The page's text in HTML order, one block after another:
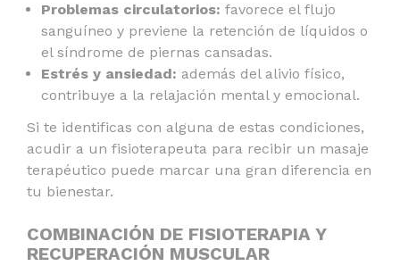
Problemas circulatorios: favorece el flujo
sanguíneo y previene la retención de líquidos o
el síndrome de piernas cansadas.
Estrés y ansiedad: además del alivio físico,
contribuye a la relajación mental y emocional.
Si te identificas con alguna de estas condiciones,
acudir a un fisioterapeuta para recibir un masaje
terapéutico puede marcar una gran diferencia en
tu bienestar.
COMBINACIÓN DE FISIOTERAPIA Y
RECUPERACIÓN MUSCULAR